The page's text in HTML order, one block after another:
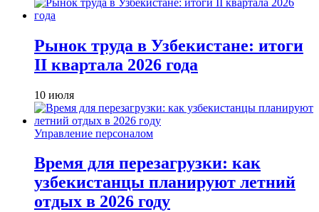
Рынок труда в Узбекистане: итоги
II квартала 2026 года
10 июля
Управление персоналом
Время для перезагрузки: как
узбекистанцы планируют летний
отдых в 2026 году